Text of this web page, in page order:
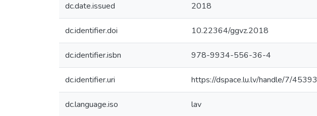
dc.date.issued 2018
dc.identifier.doi 10.22364/ggvz.2018
dc.identifier.isbn 978-9934-556-36-4
dc.identifier.uri https://dspace.lu.lv/handle/7/45393
dc.language.iso lav